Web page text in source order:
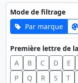
Mode de filtrage
Par marque
Première lettre de
A
B C D E
P
Q R S T